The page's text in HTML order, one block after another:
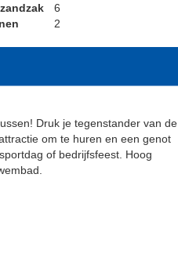
6
2
Druk je tegenstander van de
om te huren en een genot
of bedrijfsfeest. Hoog